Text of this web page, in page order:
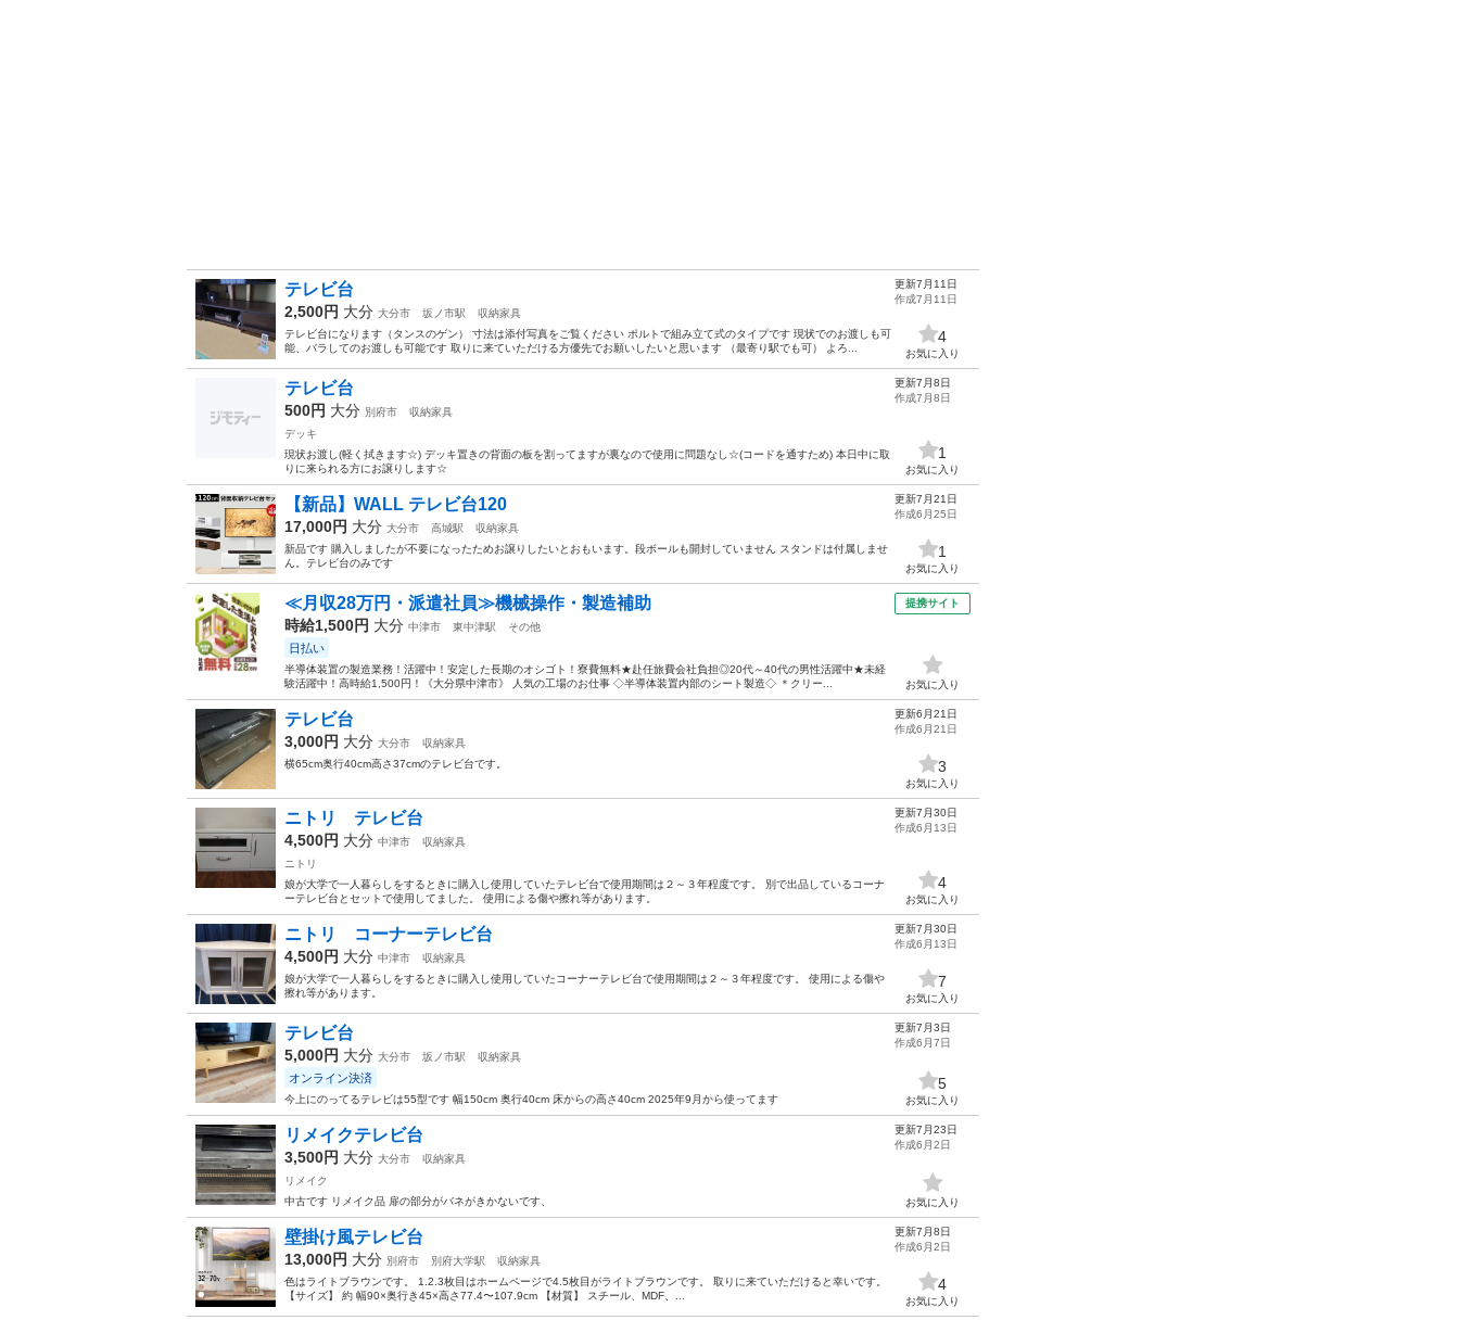
テレビ台
2,500円 大分 大分市 坂ノ市駅
収納家具
テレビ台になります（タンスのゲン） 寸法は添付写真をご覧ください ポルトで組み立て式のタイプです 現状でのお渡しも可
能、バラしてのお渡しも可能です 取りに来ていただける方優先でお願いしたいと思います （最寄り駅でも可） よろ...
更新7月11日
作成7月11日
4
お気に入り
テレビ台
500円 大分 別府市
収納家具
デッキ
現状お渡し(軽く拭きます☆) デッキ置きの背面の板を割ってますが裏なので使用に問題なし☆(コードを通すため) 本日中に取
りに来られる方にお譲りします☆
更新7月8日
作成7月8日
1
お気に入り
【新品】WALL テレビ台120
17,000円 大分 大分市 高城駅
収納家具
新品です 購入しましたが不要になったためお譲りしたいとおもいます。段ボールも開封していません スタンドは付属しませ
ん。テレビ台のみです
更新7月21日
作成6月25日
1
お気に入り
≪月収28万円・派遣社員≫機械操作・製造補助
時給1,500円 大分 中津市 東中津駅 その他
日払い
半導体装置の製造業務！活躍中！安定した長期のオシゴト！寮費無料★赴任旅費会社負担◎20代～40代の男性活躍中★未経
験活躍中！高時給1,500円！《大分県中津市》 人気の工場のお仕事 ◇半導体装置内部のシート製造◇ ＊クリー...
提携サイト
お気に入り
テレビ台
3,000円 大分 大分市
収納家具
横65cm奥行40cm高さ37cmのテレビ台です。
更新6月21日
作成6月21日
3
お気に入り
ニトリ テレビ台
4,500円 大分 中津市
収納家具
ニトリ
娘が大学で一人暮らしをするときに購入し使用していたテレビ台で使用期間は２～３年程度です。 別で出品しているコーナ
ーテレビ台とセットで使用してました。 使用による傷や擦れ等があります。
更新7月30日
作成6月13日
4
お気に入り
ニトリ コーナーテレビ台
4,500円 大分 中津市
収納家具
娘が大学で一人暮らしをするときに購入し使用していたコーナーテレビ台で使用期間は２～３年程度です。 使用による傷や
擦れ等があります。
更新7月30日
作成6月13日
7
お気に入り
テレビ台
5,000円 大分 大分市 坂ノ市駅 収納家具
オンライン決済
今上にのってるテレビは55型です 幅150cm 奥行40cm 床からの高さ40cm 2025年9月から使ってます
更新7月3日
作成6月7日
5
お気に入り
リメイクテレビ台
3,500円 大分 大分市
収納家具
リメイク
中古です リメイク品 扉の部分がバネがきかないです、
更新7月23日
作成6月2日
お気に入り
壁掛け風テレビ台
13,000円 大分 別府市 別府大学駅
収納家具
色はライトブラウンです。 1.2.3枚目はホームページで4.5枚目がライトブラウンです。 取りに来ていただけると幸いです。
【サイズ】 約 幅90×奥行き45×高さ77.4〜107.9cm 【材質】 スチール、MDF、...
更新7月8日
作成6月2日
4
お気に入り